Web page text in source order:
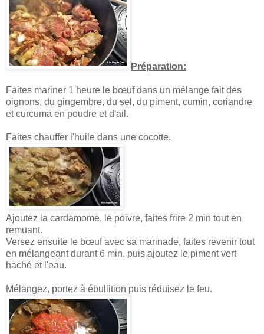
Préparation:
Faites mariner 1 heure le bœuf dans un mélange fait des
oignons, du gingembre, du sel, du piment, cumin, coriandre
et curcuma en poudre et d'ail.
Faites chauffer l'huile dans une cocotte.
Ajoutez la cardamome, le poivre, faites frire 2 min tout en
remuant.
Versez ensuite le bœuf avec sa marinade, faites revenir tout
en mélangeant durant 6 min, puis ajoutez le piment vert
haché et l'eau.
Mélangez, portez à ébullition puis réduisez le feu.